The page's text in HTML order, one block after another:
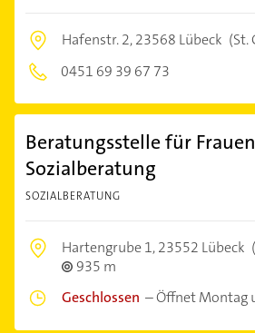
Hafenstr. 2,23568 Lübeck (St.
0451 69 39 67 73
Beratungsstelle für Frauen
Sozialberatung
SOZIALBERATUNG
Hartengrube 1,23552 Lübeck
935 m
Geschlossen –Öffnet Montag